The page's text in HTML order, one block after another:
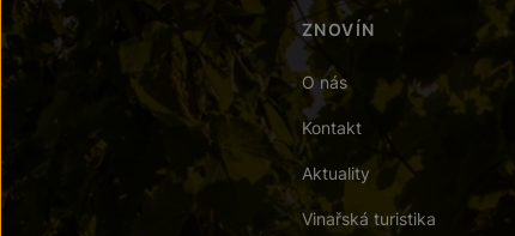
ZNOVÍN
O nás
Kontakt
Aktuality
Vinařská turistika